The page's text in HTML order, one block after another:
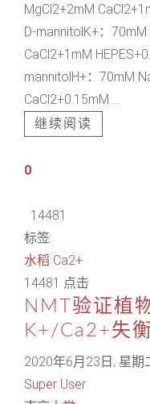
MgCl2+2mM
D-mannitolK+：
CaCl2+1mM
mannitolH+：70mM
CaCl2+0.15mM ...
继续阅读
0
14481
标签:
水稻 Ca2+
14481 点击
NMT验证植
K+/Ca2+失衡
2020年6月23日, 星期
Super User